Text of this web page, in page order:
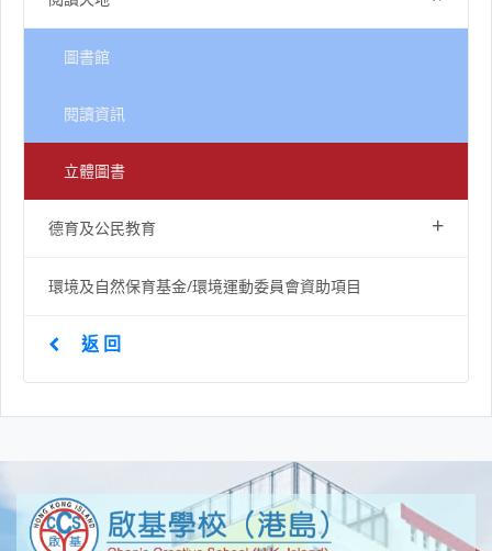
圖書館
閱讀資訊
立體圖書
德育及公民教育 +
環境及自然保育基金/環境運動委員會資助項目
返 回